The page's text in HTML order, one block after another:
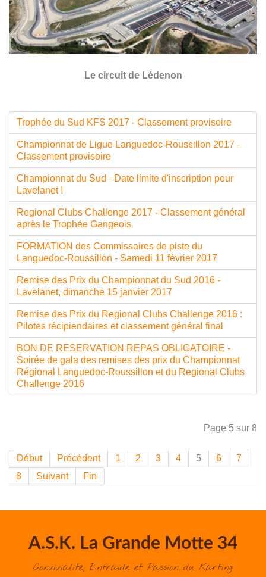
Le circuit de Lédenon
Trophée du Sud KFS 2017 - Classement provisoire
Championnat de Ligue Languedoc-Roussillon 2017 -
Classement provisoire
Championnat du Sud - Date limite d'inscription pour
Lavelanet !
Regional Clubs Challenge 2017 - Classement général
après le Trophée Gangeois
FORMATION des Commissaires de piste du
Languedoc-Roussillon - Samedi 11 février 2017
Remise des Prix du Championnat du Sud 2016 -
Lavelanet, dimanche 15 janvier 2017
Remise des Prix du Regional Clubs Challenge 2016 :
Pilotes récipiendaires et classement général final
BON DE RESERVATION REPAS OBLIGATOIRE -
Soirée de gala des remises des prix du Championnat
Régional Languedoc-Roussillon et du Regional Clubs
Challenge 2016
Page 5 sur 8
Début Précédent 1 2 3 4 5 6
7
8
Suivant Fin
A.S.K. La Grande Motte 34
Convivialité, Entraide et Passion du Karting